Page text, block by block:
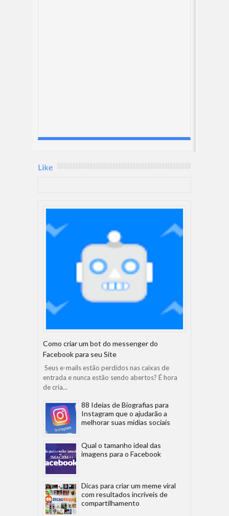
Like
Como criar um bot do messenger do
Facebook para seu Site
Seus e-mails estão perdidos nas caixas de
entrada e nunca estão sendo abertos? É hora
de cria...
88 Ideias de Biografias para
Instagram que o ajudarão a
melhorar suas mídias sociais
Qual o tamanho ideal das
imagens para o Facebook
Dicas para criar um meme viral
com resultados incríveis de
compartilhamento